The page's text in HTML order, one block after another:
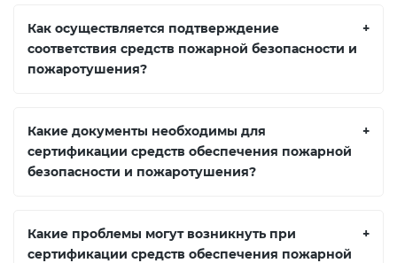
Как осуществляется подтверждение
соответствия средств пожарной безопасности и
пожаротушения?
+
Какие документы необходимы для
сертификации средств обеспечения пожарной
безопасности и пожаротушения?
+
Какие проблемы могут возникнуть при
сертификации средств обеспечения пожарной
+